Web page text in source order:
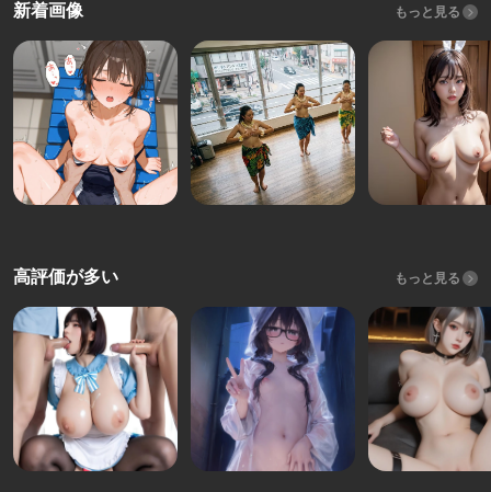
新着画像 もっと見る
高評価が多い もっと見る